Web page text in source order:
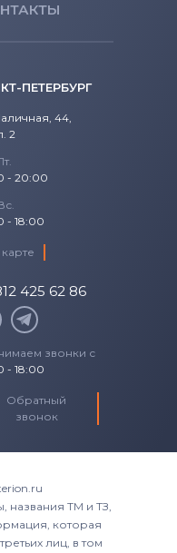
ПЕТЕРБУРГ
44,
2
- 20:00
- 18:00
425 62 86
звонки с
- 18:00
Обратный
звонок
названия ТМ и ТЗ,
которая
лиц, в том